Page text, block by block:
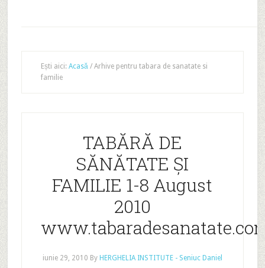
Ești aici: Acasă /Arhive pentru tabara de sanatate si
familie
TABĂRĂ DE
SĂNĂTATE ȘI
FAMILIE 1-8 August
2010
iunie 29, 2010 By HERGHELIA INSTITUTE - Seniuc Daniel